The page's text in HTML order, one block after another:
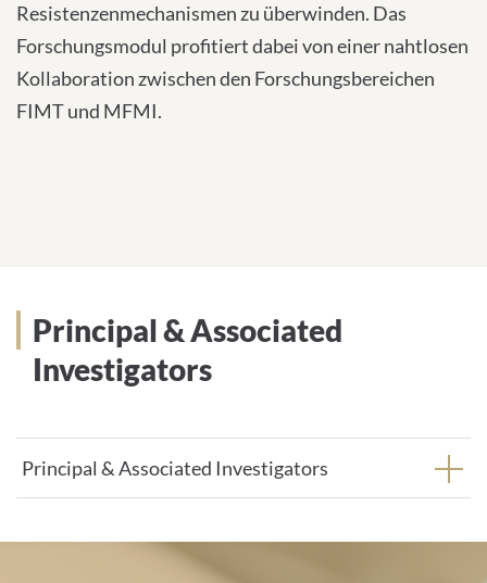
Resistenzenmechanismen zu überwinden. Das
Forschungsmodul profitiert dabei von einer nahtlosen
Kollaboration zwischen den Forschungsbereichen
FIMT und MFMI.
Principal & Associated
Investigators
Principal & Associated Investigators